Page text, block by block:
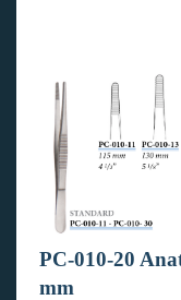
PC-010-20
mm